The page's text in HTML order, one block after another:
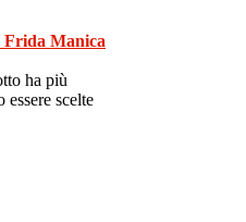
Frida Manica
ha più
scelte